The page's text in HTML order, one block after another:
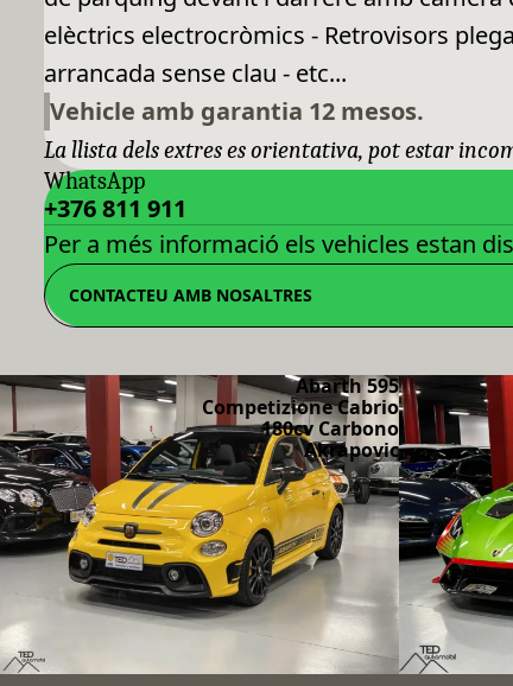
elèctrics electrocròmics - Retrovisors
arrancada sense clau - etc...
Vehicle amb garantia 12 mesos.
La llista dels extres es orientativa, pot estar
WhatsApp
+376 811 911
Per a més informació els vehicles estan
CONTACTEU AMB NOSALTRES
Abarth 595
Competizione Cabrio
180cv Carbono
Akrapovic